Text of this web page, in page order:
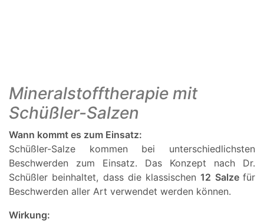
Mineralstofftherapie mit
Schüßler-Salzen
Wann kommt es zum Einsatz:
Schüßler-Salze kommen bei unterschiedlichsten
Beschwerden zum Einsatz. Das Konzept nach Dr.
Schüßler beinhaltet, dass die klassischen12 Salzefür
Beschwerden aller Art verwendet werden können.
Wirkung: